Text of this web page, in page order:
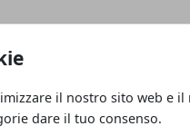
il nostro sito web e il
dare il tuo consenso.